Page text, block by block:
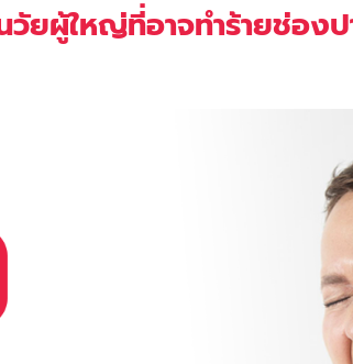
ผู้ใหญ่ที่อาจทำร้ายช่องป